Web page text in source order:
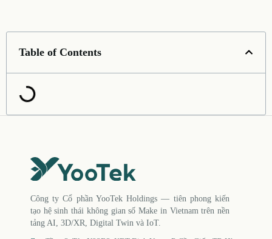
Table of Contents
Công ty Cổ phần YooTek Holdings — tiên phong kiến
tạo hệ sinh thái không gian số Make in Vietnam trên nền
tảng AI, 3D/XR, Digital Twin và IoT.